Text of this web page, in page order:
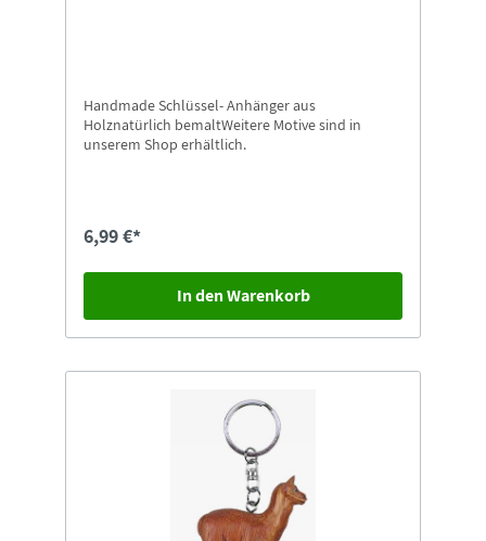
Handmade Schlüssel- Anhänger aus
Holznatürlich bemaltWeitere Motive sind in
unserem Shop erhältlich.
6,99 €*
In den Warenkorb